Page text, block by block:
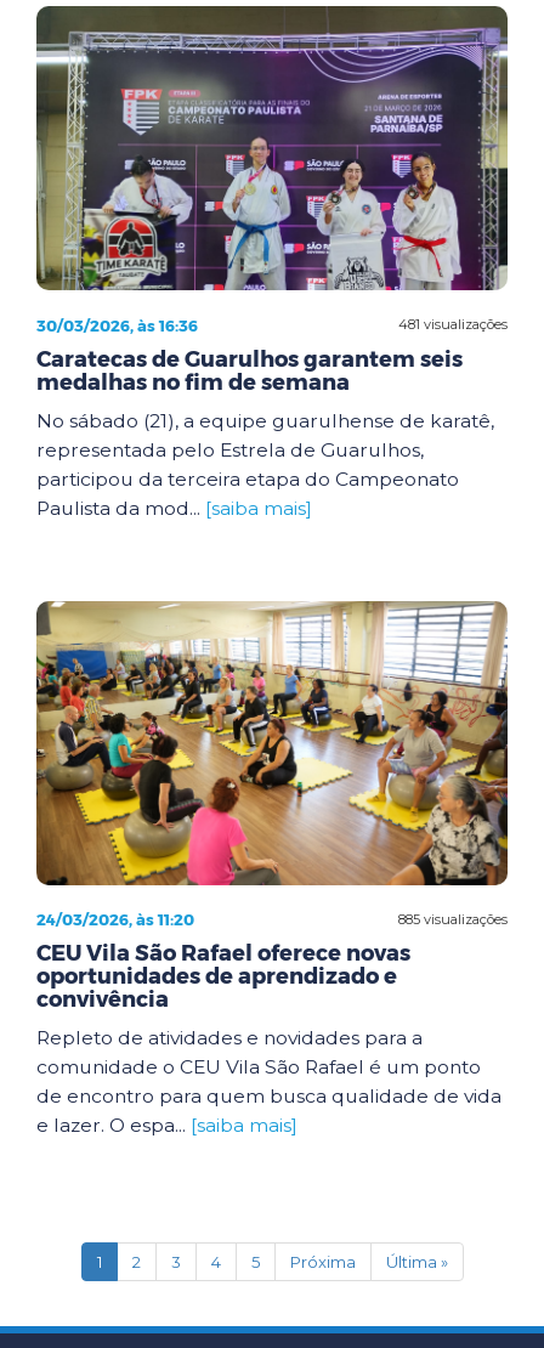
481 visualizações
30/03/2026, às 16:36
Caratecas de Guarulhos garantem seis
medalhas no fim de semana
No sábado (21), a equipe guarulhense de karatê,
representada pelo Estrela de Guarulhos,
participou da terceira etapa do Campeonato
Paulista da mod... [saiba mais]
885 visualizações
24/03/2026, às 11:20
CEU Vila São Rafael oferece novas
oportunidades de aprendizado e
convivência
Repleto de atividades e novidades para a
comunidade o CEU Vila São Rafael é um ponto
de encontro para quem busca qualidade de vida
e lazer. O espa... [saiba mais]
1(current)
2 3 4 5 Próxima Última »